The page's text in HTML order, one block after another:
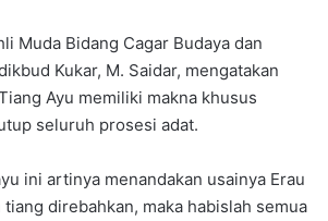
Muda Bidang Cagar Budaya dan
Kukar, M. Saidar, mengatakan
Ayu memiliki makna khusus
seluruh prosesi adat.
ini artinya menandakan usainya Erau
direbahkan, maka habislah semua